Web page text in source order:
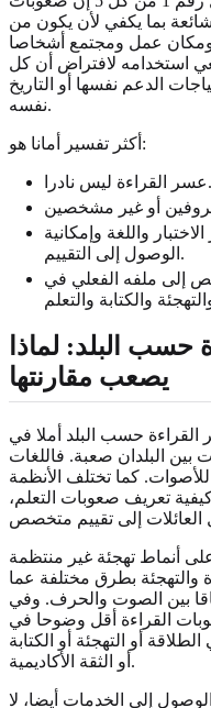
شائعة بما يكفي لأن يكون من
عمل ومجتمع أشخاصا
استخدامه لافتراض أن كل
الدعم نفسها أو التاريخ
نفسه.
أكثر تفسير أمانا هو:
عسر القراءة ليس نادرا.
واللغة وإمكانية
الوصول إلى التقييم.
إلى ملفه الفعلي في
البلد: لماذا
يصعب مقارنتها
حسب البلد أملا في
بين البلدان صعبة. فاللغات
كما تختلف الأنظمة
تعريف صعوبات التعلم،
أنماط تهجئة غير منتظمة
والتهجئة بطرق مختلفة عما
بين الصوت والحرف. وفي
القراءة أقل وضوحا في
أو التهجئة أو الكتابة
أو الثقة الأكاديمية.
إلى الخدمات أيضا، لا